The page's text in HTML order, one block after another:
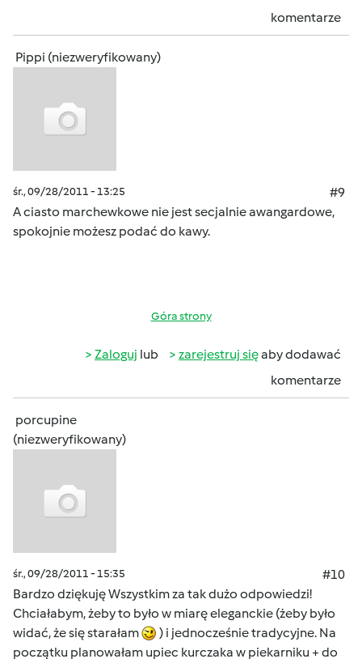
komentarze
Pippi (niezweryfikowany)
śr., 09/28/2011 - 13:25
#9
A ciasto marchewkowe nie jest secjalnie awangardowe,
spokojnie możesz podać do kawy.
Góra strony
Zaloguj lub zarejestruj sięaby dodawać
komentarze
porcupine
(niezweryfikowany)
śr., 09/28/2011 - 15:35
#10
Bardzo dziękuję Wszystkim za tak dużo odpowiedzi!
Chciałabym, żeby to było w miarę eleganckie (żeby było
widać, że się starałam
) i jednocześnie tradycyjne. Na
początku planowałam upiec kurczaka w piekarniku + do